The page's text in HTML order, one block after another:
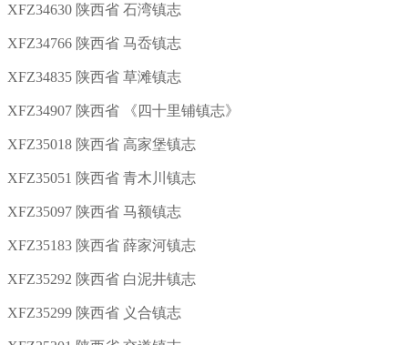
XFZ34630 陕西省 石湾镇志
XFZ34766 陕西省 马岙镇志
XFZ34835 陕西省 草滩镇志
XFZ34907 陕西省 《四十里铺镇志》
XFZ35018 陕西省 高家堡镇志
XFZ35051 陕西省 青木川镇志
XFZ35097 陕西省 马额镇志
XFZ35183 陕西省 薛家河镇志
XFZ35292 陕西省 白泥井镇志
XFZ35299 陕西省 义合镇志